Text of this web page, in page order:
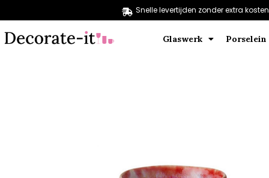
Snelle levertijden zonder extra kosten
Glaswerk Porselein